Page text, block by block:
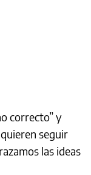
correcto” y
seguir
las ideas